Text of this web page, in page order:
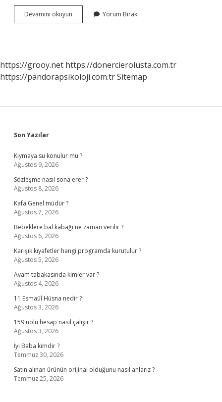
Devamını okuyun Mustafa
Kemalin
Ihtiyaçını
Karşılamak
Yorum Bırak
https://grooy.net https://donercierolusta.com.tr
https://pandorapsikoloji.com.trSitemap
Sidebar
Son Yazılar
Kıymaya su konulur mu ?
Ağustos 9, 2026
Sözleşme nasıl sona erer ?
Ağustos 8, 2026
Kafa Genel müdür ?
Ağustos 7, 2026
Bebeklere bal kabağı ne zaman verilir ?
Ağustos 6, 2026
Karışık kıyafetler hangi programda kurutulur ?
Ağustos 5, 2026
Avam tabakasında kimler var ?
Ağustos 4, 2026
11 Esmaül Hüsna nedir ?
Ağustos 3, 2026
159 nolu hesap nasıl çalışır ?
Ağustos 3, 2026
İyi Baba kimdir ?
Temmuz 30, 2026
Satın alınan ürünün orijinal olduğunu nasıl anlarız ?
Temmuz 25, 2026